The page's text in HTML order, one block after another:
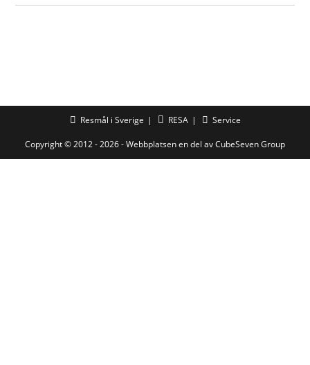
Resmål i Sverige RESA Service
Copyright © 2012 - 2026 - Webbplatsen en del avCubeSeven Group